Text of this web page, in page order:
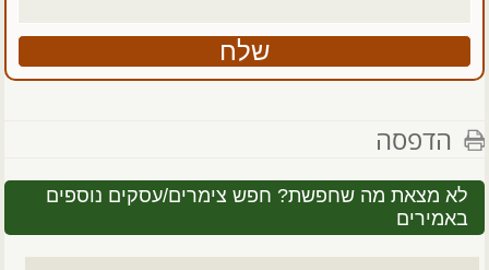
הדפסה
לא מצאת מה שחפשת? חפש צימרים/עסקים נוספים
באמירים